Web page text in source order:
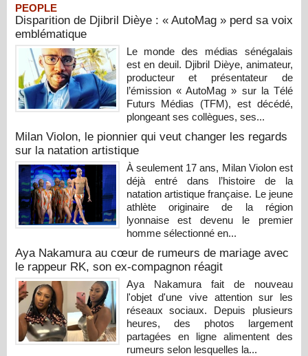
PEOPLE
Disparition de Djibril Dièye : « AutoMag » perd sa voix
emblématique
Le monde des médias sénégalais
est en deuil. Djibril Dièye, animateur,
producteur et présentateur de
l’émission « AutoMag » sur la Télé
Futurs Médias (TFM), est décédé,
plongeant ses collègues, ses...
Milan Violon, le pionnier qui veut changer les regards
sur la natation artistique
À seulement 17 ans, Milan Violon est
déjà entré dans l’histoire de la
natation artistique française. Le jeune
athlète originaire de la région
lyonnaise est devenu le premier
homme sélectionné en...
Aya Nakamura au cœur de rumeurs de mariage avec
le rappeur RK, son ex-compagnon réagit
Aya Nakamura fait de nouveau
l'objet d'une vive attention sur les
réseaux sociaux. Depuis plusieurs
heures, des photos largement
partagées en ligne alimentent des
rumeurs selon lesquelles la...